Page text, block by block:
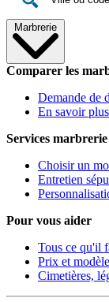
Marbrerie
Comparer les
Demande de
En savoir
Services marbrerie
Choisir un
Entretien
Pour vous aider
Tous ce qu'il
Prix et
Cimetières,